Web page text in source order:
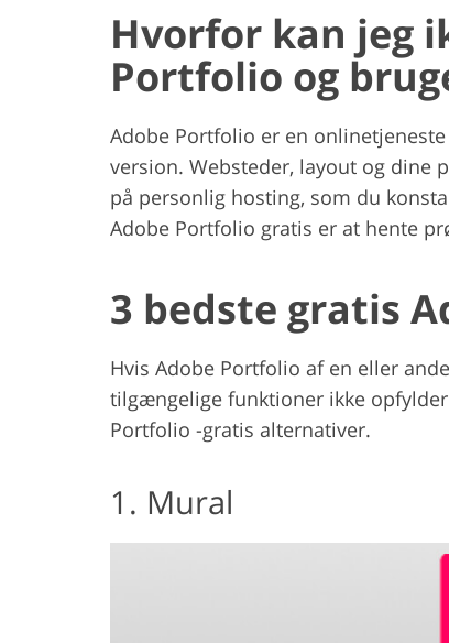
Hvorfor kan jeg
Portfolio og
Adobe Portfolio er en
version. Websteder, layout og dine
på personlig hosting, som du
Adobe Portfolio gratis er at hente
3 bedste gratis
Hvis Adobe Portfolio af en eller
tilgængelige funktioner ikke
Portfolio -gratis alternativer.
1. Mural